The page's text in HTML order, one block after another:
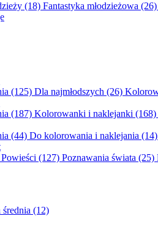
(18) Fantastyka młodzieżowa (26)
(125) Dla najmłodszych (26)
(187) Kolorowanki i naklejanki (168)
(44) Do kolorowania i naklejania (14)
Powieści (127) Poznawania świata (25)
średnia (12)